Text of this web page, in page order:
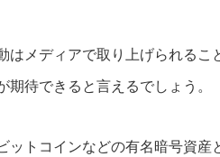
はメディアで取り上げられる
期待できると言えるでしょう。
ットコインなどの有名暗号資